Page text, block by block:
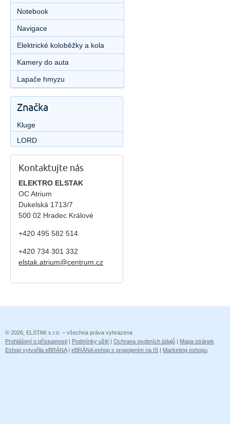
Notebook
Navigace
Elektrické koloběžky a kola
Kamery do auta
Lapače hmyzu
Značka
Kluge
LORD
Kontaktujte nás
ELEKTRO ELSTAK
OC Atrium
Dukelská 1713/7
500 02 Hradec Králové
+420 495 582 514
+420 734 301 332
elstak.atrium@centrum.cz
© 2026, ELSTAK s.r.o. – všechna práva vyhrazena
Prohlášení o přístupnosti | Podmínky užití | Ochrana osobních údajů | Mapa stránek
Eshop vytvořila eBRÁNA| eBRÁNA eshop s propojením na IS | Marketing eshopu